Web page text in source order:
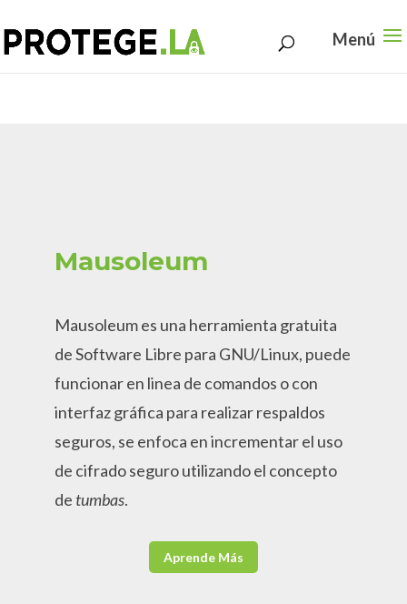
to
content
Mausoleum
Mausoleum es una herramienta gratuita
de Software Libre para GNU/Linux, puede
funcionar en linea de comandos o con
interfaz gráfica para realizar respaldos
seguros, se enfoca en incrementar el uso
de cifrado seguro utilizando el concepto
de tumbas.
Aprende Más